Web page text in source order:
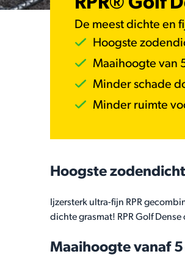
De meest dichte en
Hoogste
Maaihoogte van
Minder schade
Minder ruimte
Hoogste
Ijzersterk ultra-fijn RPR
dichte grasmat! RPR Golf
Maaihoogte vanaf